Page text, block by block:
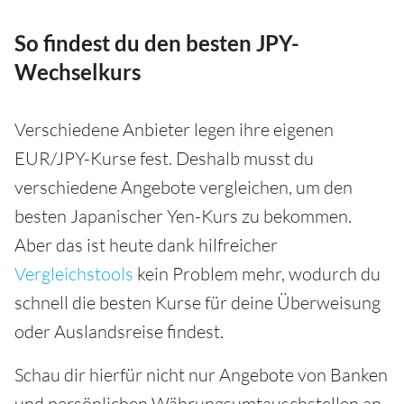
So findest du den besten JPY-
Wechselkurs
Verschiedene Anbieter legen ihre eigenen
EUR/JPY-Kurse fest. Deshalb musst du
verschiedene Angebote vergleichen, um den
besten Japanischer Yen-Kurs zu bekommen.
Aber das ist heute dank hilfreicher
Vergleichstools kein Problem mehr, wodurch du
schnell die besten Kurse für deine Überweisung
oder Auslandsreise findest.
Schau dir hierfür nicht nur Angebote von Banken